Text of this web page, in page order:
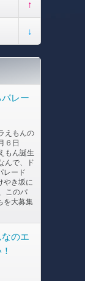
↑
↓
レー
えもんの
６日
もん誕生
んで、ド
レード
やき坂に
このパ
を大募集
なのエ